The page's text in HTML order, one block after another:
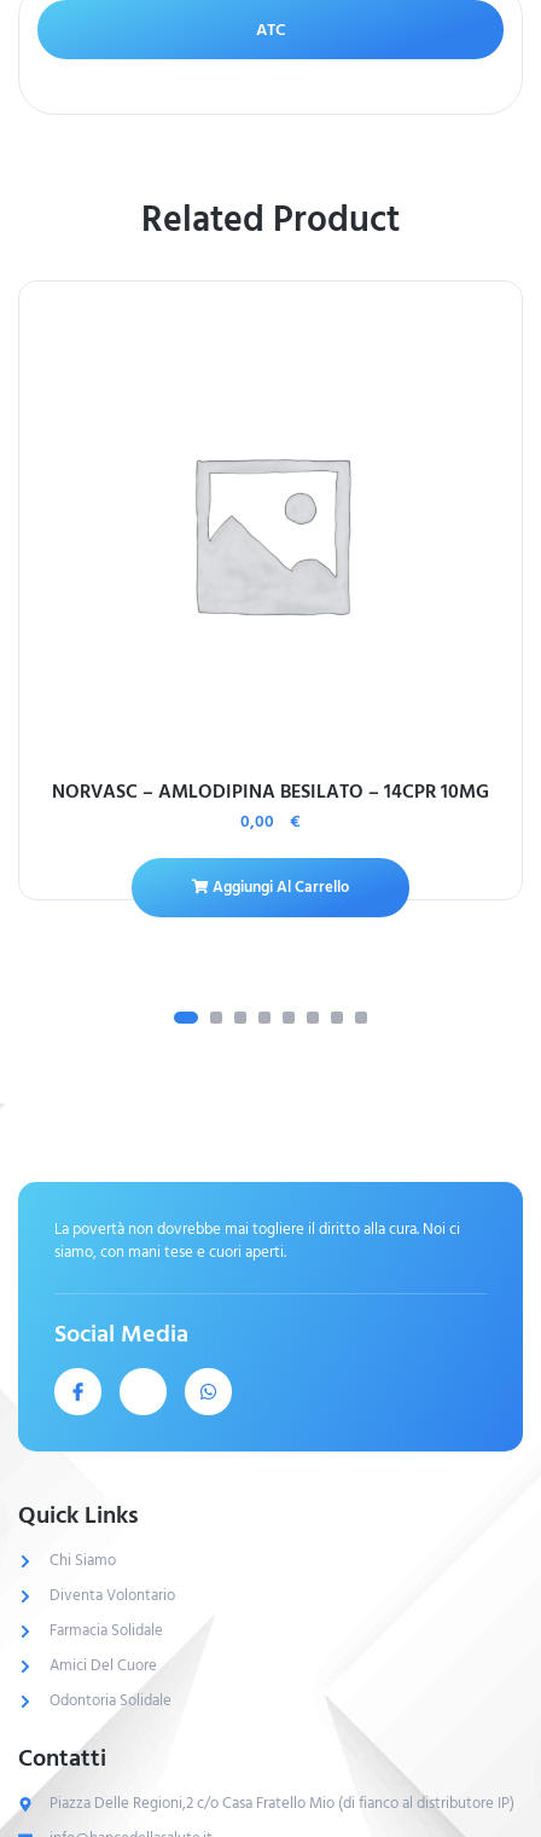
ATC
Related Product
NORVASC – AMLODIPINA BESILATO – 14CPR 10MG
0,00 €
Aggiungi Al Carrello
La povertà non dovrebbe mai togliere il diritto alla cura. Noi ci
siamo, con mani tese e cuori aperti.
Social Media
Quick Links
Chi Siamo
Diventa Volontario
Farmacia Solidale
Amici Del Cuore
Odontoria Solidale
Contatti
Piazza Delle Regioni,2 c/o Casa Fratello Mio (di fianco al distributore IP)